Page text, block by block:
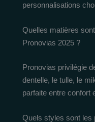
personnalisations
Quelles matières
Pronovias 2025 ?
Pronovias privilégie
dentelle, le tulle, le
parfaite entre confort
Quels styles sont les